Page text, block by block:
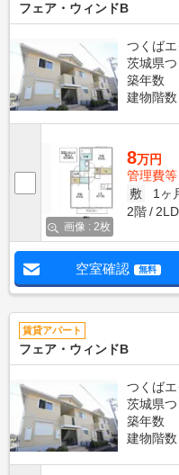
フェア・ウィンドB
つくば
茨城県
築年数
建物階数
画像 : 2枚
8万円
管理費
敷
1ヶ
2階
空室確認 無料
賃貸アパート
フェア・ウィンドB
つくば
茨城県
築年数
建物階数